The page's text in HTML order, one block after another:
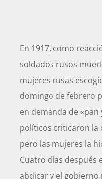
En 1917, como
soldados rusos
mujeres rusas
domingo de febrero
en demanda de «pan
políticos criticaron la
pero las mujeres la
Cuatro días después
abdicar y el gobierno